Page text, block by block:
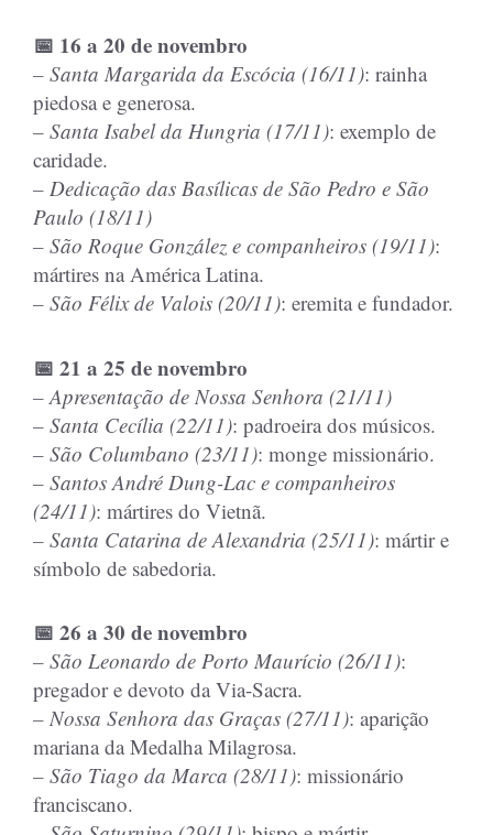
📅 16 a 20 de novembro
– Santa Margarida da Escócia (16/11): rainha
piedosa e generosa.
– Santa Isabel da Hungria (17/11): exemplo de
caridade.
– Dedicação das Basílicas de São Pedro e São
Paulo (18/11)
– São Roque González e companheiros (19/11):
mártires na América Latina.
– São Félix de Valois (20/11): eremita e fundador.
📅 21 a 25 de novembro
– Apresentação de Nossa Senhora (21/11)
– Santa Cecília (22/11): padroeira dos músicos.
– São Columbano (23/11): monge missionário.
– Santos André Dung-Lac e companheiros
(24/11): mártires do Vietnã.
– Santa Catarina de Alexandria (25/11): mártir e
símbolo de sabedoria.
📅 26 a 30 de novembro
– São Leonardo de Porto Maurício (26/11):
pregador e devoto da Via-Sacra.
– Nossa Senhora das Graças (27/11): aparição
mariana da Medalha Milagrosa.
– São Tiago da Marca (28/11): missionário
franciscano.